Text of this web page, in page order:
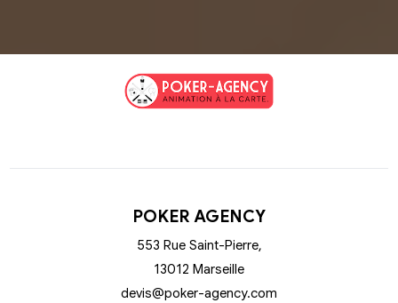
POKER AGENCY
553 Rue Saint-Pierre,
13012 Marseille
devis@poker-agency.com